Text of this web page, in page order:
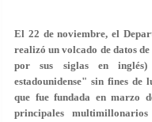
El 22 de noviembre, el
realizó un volcado de datos
por sus siglas en
estadounidense" sin fines de
que fue fundada en marzo
principales